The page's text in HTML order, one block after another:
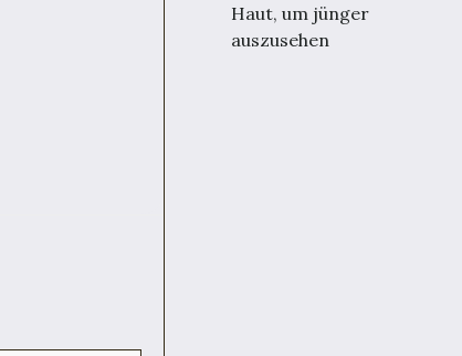
Haut, um jünger
auszusehen